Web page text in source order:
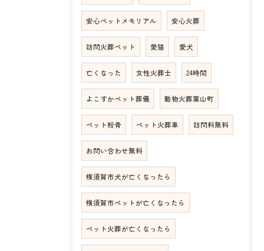
安心ペットメモリアル 安心火葬
訪問火葬ペット 愛猫 愛犬
亡くなった 女性火葬士 24時間
よこすかペット葬儀 動物火葬葉山町
ペット粉骨 ペット火葬車 訪問料無料
お問い合わせ無料
横須賀市犬が亡くなったら
横須賀市ペットが亡くなったら
ペット火葬が亡くなったら